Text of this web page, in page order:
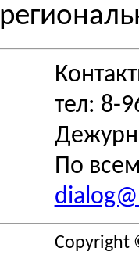
тел: 8-
По
Copyright